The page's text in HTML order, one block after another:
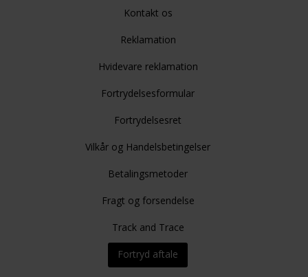
Kontakt os
Reklamation
Hvidevare reklamation
Fortrydelsesformular
Fortrydelsesret
Vilkår og Handelsbetingelser
Betalingsmetoder
Fragt og forsendelse
Track and Trace
Fortryd aftale